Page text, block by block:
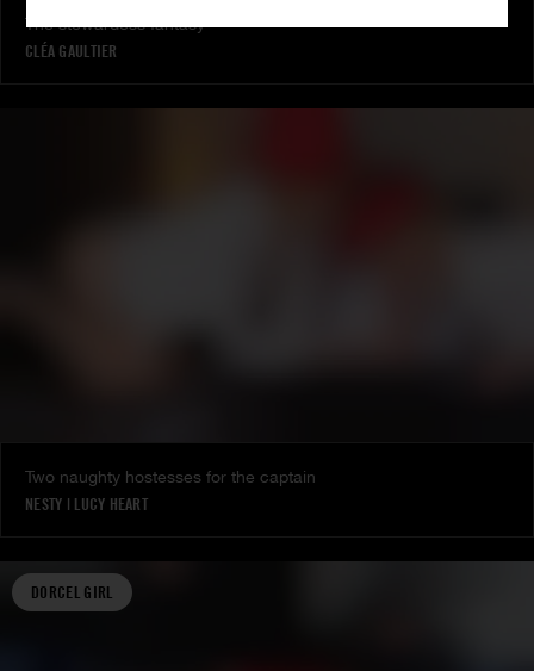
The stewardess fantasy
CLÉA GAULTIER
Two naughty hostesses for the captain
NESTY | LUCY HEART
DORCEL GIRL